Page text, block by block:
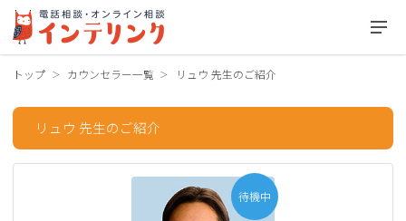
トップ カウンセラー一覧 リュウ 先生のご紹介
リュウ 先生のご紹介
待機中